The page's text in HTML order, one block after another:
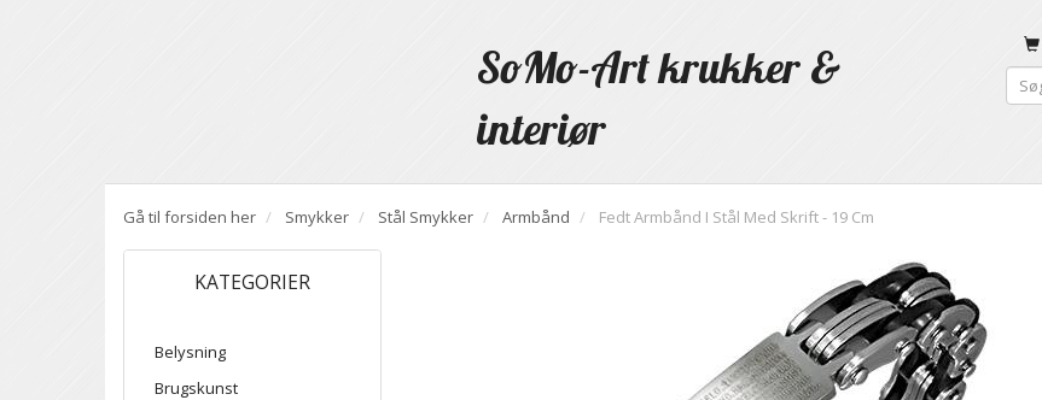
SoMo-Art krukker &
interiør
Gå til forsiden her Smykker Stål Smykker Armbånd Fedt Armbånd I Stål Med Skrift - 19 Cm
KATEGORIER
Belysning
Brugskunst